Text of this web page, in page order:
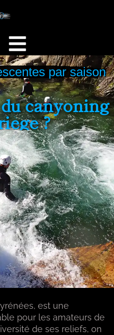
par saison
canyoning
?
est une
pour les amateurs de
de ses reliefs, on